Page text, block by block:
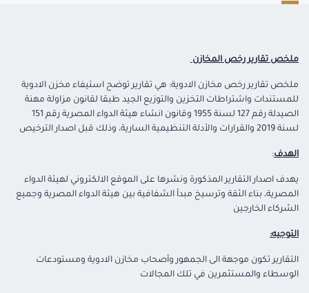
ملخص تقارير رخص المخازن
ملخص تقارير رخص مخازن الادوية: هي تقارير توضح استيفاء مخزن الادوية
للمستندات واشتراطات التخزين والتوزيع الجيد طبقا لقانون مزاولة مهنة
الصيدلة رقم 127 لسنة 1955 وقانون انشاء هيئة الدواء المصرية رقم 151
لسنة 2019 والقرارات والأدلة التنظيمية السارية، وذلك قبل اصدار الترخيص
الهدف:
يهدف اصدار التقارير المذكورة ونشرها على الموقع الالكتروني لهيئة الدواء
المصرية، بناء الثقة وترسيخ مبدأ الشفافية بين هيئة الدواء المصرية وجميع
الشركاء الخارجين
التوجيه:
التقارير تكون موجهة الى الجمهور وأصحاب مخازن الادوية ومستودعات
الوسطاء والمستثمرين في تلك المجالات